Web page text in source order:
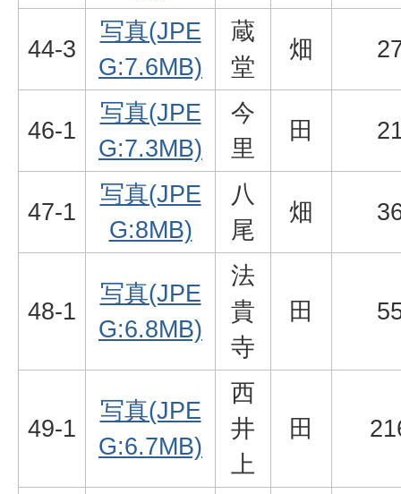
44-3
写真(JPE
G:7.6MB)
蔵
堂
畑
46-1
写真(JPE
G:7.3MB)
今
里
田
47-1
写真(JPE
G:8MB)
八
尾
畑
48-1
写真(JPE
G:6.8MB)
法
貴
寺
田
49-1
写真(JPE
G:6.7MB)
西
井
上
田